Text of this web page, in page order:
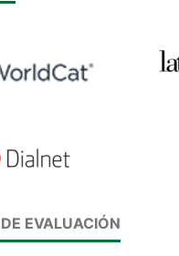
EVALUACIÓN